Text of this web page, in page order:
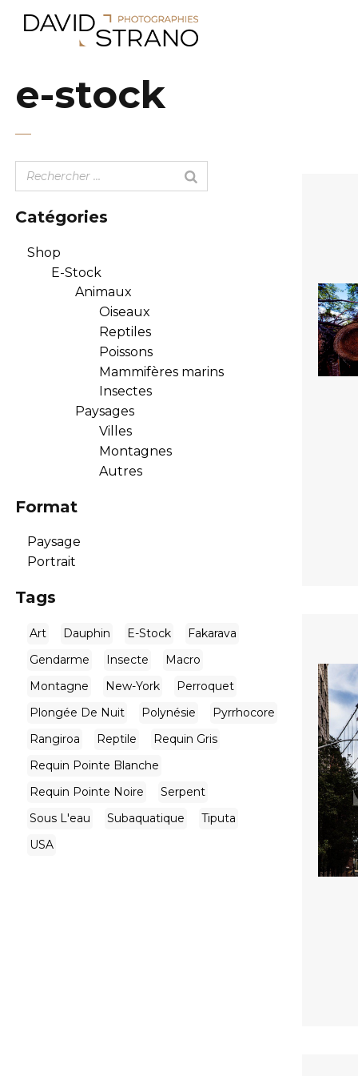
e-stock
Catégories
Shop
E-Stock
Animaux
Oiseaux
Reptiles
Poissons
Mammifères marins
Insectes
Paysages
Villes
Montagnes
Autres
Format
Paysage
Portrait
Tags
Art Dauphin E-Stock
Fakarava
Gendarme
Insecte
Macro
Montagne
New-York
Perroquet
Plongée De Nuit
Polynésie
Pyrrhocore
Rangiroa
Reptile
Requin Gris
Requin Pointe Blanche
Requin Pointe Noire
Serpent
Sous L'eau
Subaquatique
Tiputa
USA